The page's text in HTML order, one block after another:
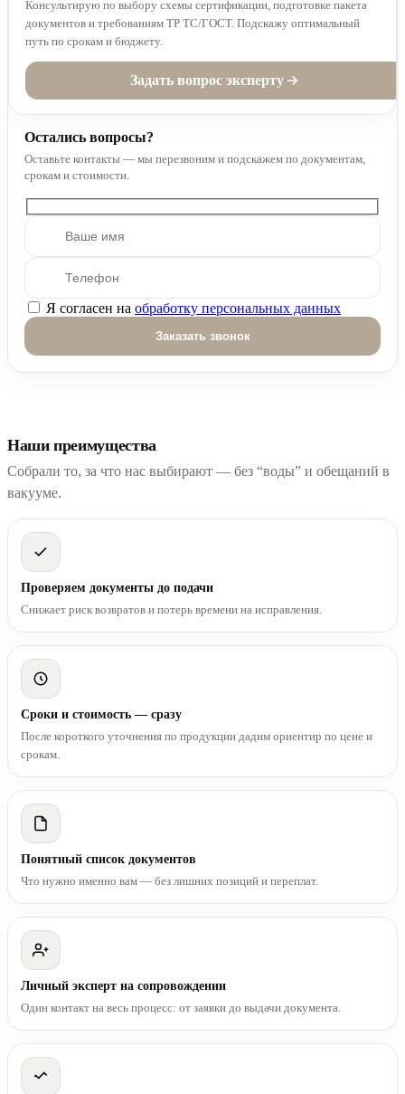
Консультирую по выбору схемы сертификации, подготовке пакета
документов и требованиям ТР ТС/ГОСТ. Подскажу оптимальный
путь по срокам и бюджету.
Задать вопрос эксперту
Остались вопросы?
Оставьте контакты — мы перезвоним и подскажем по документам,
срокам и стоимости.
Оставьте это поле пустым.
Я согласен на обработку персональных данных
Наши преимущества
Собрали то, за что нас выбирают — без “воды” и обещаний в
вакууме.
Проверяем документы до подачи
Снижает риск возвратов и потерь времени на исправления.
Сроки и стоимость — сразу
После короткого уточнения по продукции дадим ориентир по цене и
срокам.
Понятный список документов
Что нужно именно вам — без лишних позиций и переплат.
Личный эксперт на сопровождении
Один контакт на весь процесс: от заявки до выдачи документа.